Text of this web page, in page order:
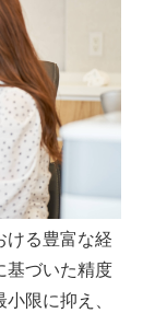
ける豊富な経
基づいた精度
限に抑え、